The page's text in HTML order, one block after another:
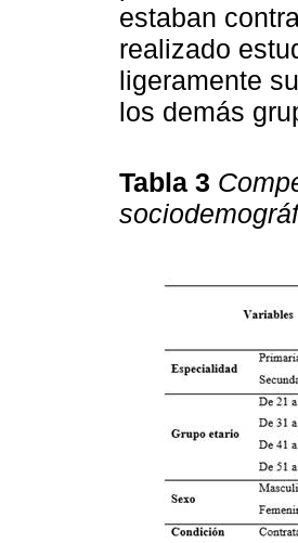
estaban
realizado
ligeramente
los demás
Tabla 3